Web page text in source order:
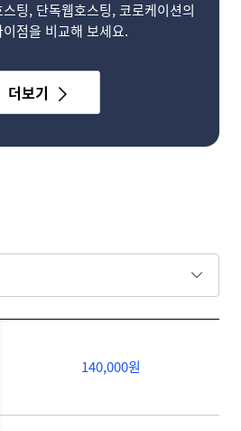
팅, 단독웹호스팅, 코로케이션의
점을 비교해 보세요.
더보기
140,000원